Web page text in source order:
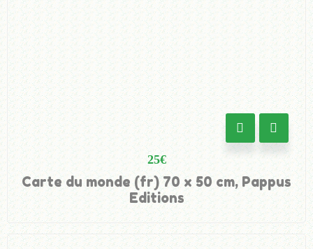
25€
Carte du monde (fr) 70 x 50 cm, Pappus
Editions